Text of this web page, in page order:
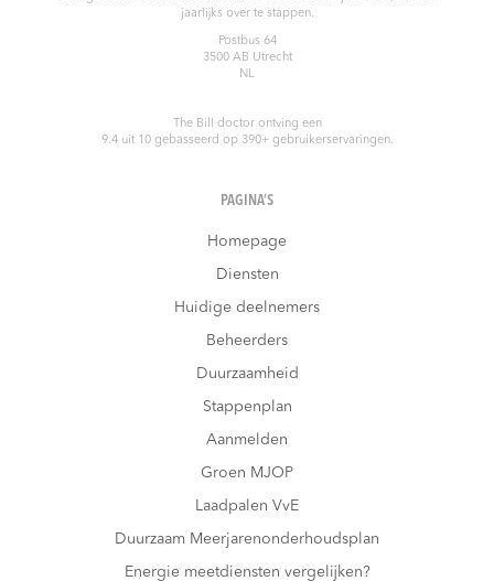
jaarlijks over te stappen.
Postbus 64
3500 AB Utrecht
NL
The Bill doctorontving een
9.4uit 10gebasseerd op 390+ gebruikerservaringen.
PAGINA’S
Homepage
Diensten
Huidige deelnemers
Beheerders
Duurzaamheid
Stappenplan
Aanmelden
Groen MJOP
Laadpalen VvE
Duurzaam Meerjarenonderhoudsplan
Energie meetdiensten vergelijken?